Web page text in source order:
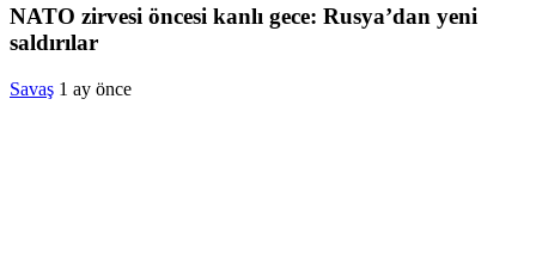
NATO zirvesi öncesi kanlı gece: Rusya’dan yeni
saldırılar
Savaş 1 ay önce